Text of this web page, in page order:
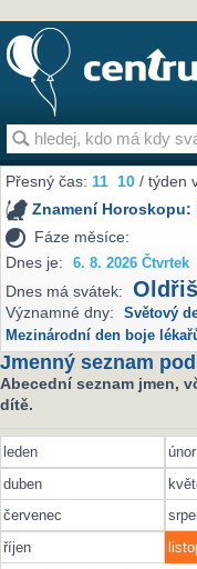
Přesný čas:11 10 / týden
Znamení Horoskopu:
Fáze měsíce:
Dnes je:
6. 8. 2026 Čtvrtek
Dnes má svátek:
Významné dny: Světový
Mezinárodní den boje
Jmenný seznam
Abecední seznam jmen,
dítě.
leden únor
duben
červenec
říjen